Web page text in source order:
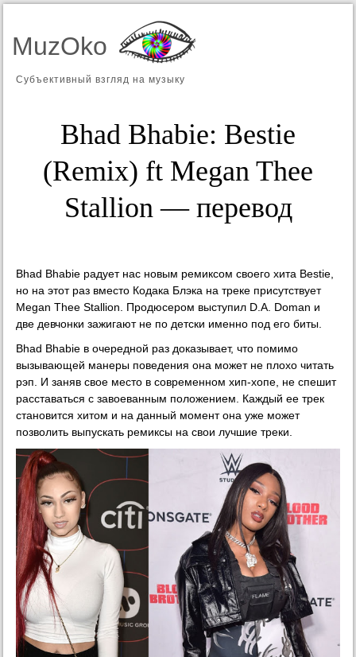
MuzOko
Субъективный взгляд на музыку
Bhad Bhabie: Bestie
(Remix) ft Megan Thee
Stallion — перевод
Bhad Bhabie радует нас новым ремиксом своего хита Bestie,
но на этот раз вместо Кодака Блэка на треке присутствует
Megan Thee Stallion. Продюсером выступил D.A. Doman и
две девчонки зажигают не по детски именно под его биты.
Bhad Bhabie в очередной раз доказывает, что помимо
вызывающей манеры поведения она может не плохо читать
рэп. И заняв свое место в современном хип-хопе, не спешит
расставаться с завоеванным положением. Каждый ее трек
становится хитом и на данный момент она уже может
позволить выпускать ремиксы на свои лучшие треки.